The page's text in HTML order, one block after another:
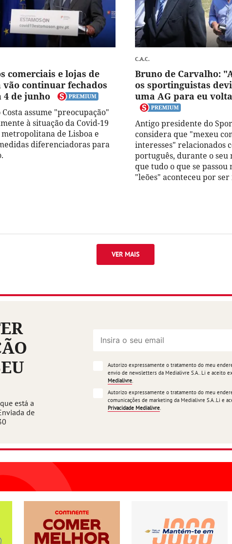
comerciais e lojas de
vão continuar fechados
4 de junho
assume "preocupação"
à situação da Covid-19
de Lisboa e
diferenciadoras para
C.A.C.
Bruno de Carvalho:
os sportinguistas
uma AG para eu
Antigo presidente do
considera que "mexeu
interesses" relacionados
português, durante o seu
que tudo o que se passou
"leões" aconteceu por ser
VER MAIS
está a
de
Autorizo expressamente o tratamento do meu
envio de newsletters da Medialivre S.A.. Li e aceito
Medialivre
Autorizo expressamente o tratamento do meu
comunicações de marketing da Medialivre S.A..Li e
Privacidade Medialivre